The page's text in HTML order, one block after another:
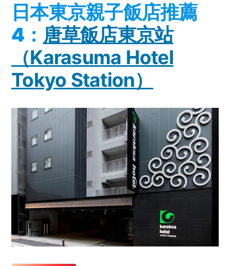
日本東京親子飯店推薦
4： 唐草飯店東京站
（Karasuma Hotel
Tokyo Station）